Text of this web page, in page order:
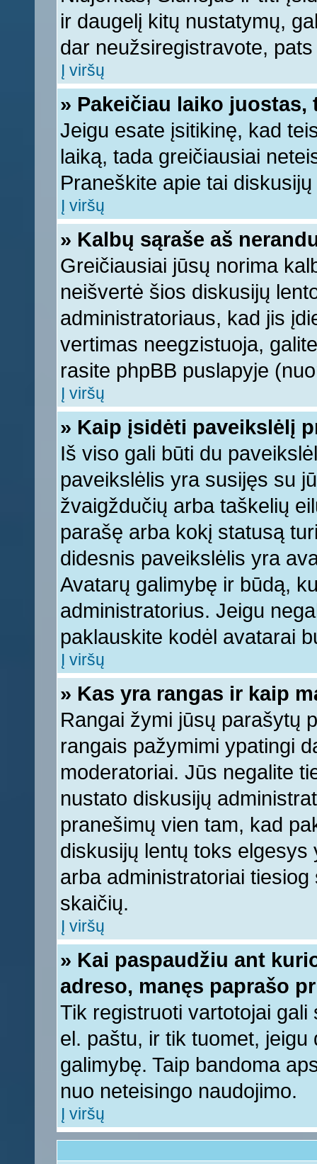
ir daugelį kitų nustatymų,
dar neužsiregistravote,
Į viršų
» Pakeičiau laiko
Jeigu esate įsitikinę, kad
laiką, tada greičiausiai
Praneškite apie tai
Į viršų
» Kalbų sąraše aš
Greičiausiai jūsų norima
neišvertė šios diskusijų
administratoriaus, kad jis
vertimas neegzistuoja,
rasite phpBB puslapyje
Į viršų
» Kaip įsidėti paveikslėlį
Iš viso gali būti du
paveikslėlis yra susijęs su
žvaigždučių arba taškelių
parašę arba kokį statusą
didesnis paveikslėlis yra
Avatarų galimybę ir būdą,
administratorius. Jeigu
paklauskite kodėl avatarai
Į viršų
» Kas yra rangas ir kaip
Rangai žymi jūsų parašytų
rangais pažymimi ypatingi
moderatoriai. Jūs negalite
nustato diskusijų
pranešimų vien tam, kad
diskusijų lentų toks
arba administratoriai
skaičių.
Į viršų
» Kai paspaudžiu ant
adreso, manęs paprašo
Tik registruoti vartotojai
el. paštu, ir tik tuomet,
galimybę. Taip bandoma
nuo neteisingo naudojimo.
Į viršų